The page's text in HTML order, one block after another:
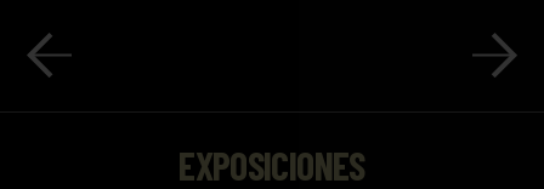
EXPOSICIONES